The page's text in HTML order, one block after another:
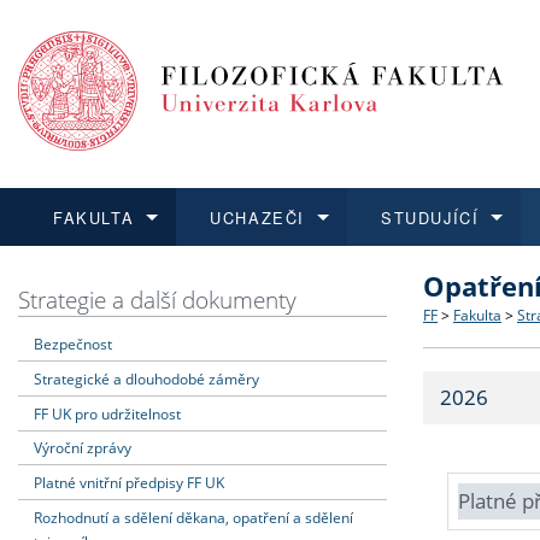
FAKULTA
Dozvědět se více
Struktura
Strategie
Fakultní
UCHAZEČI
Podat přihlášku
Co
Učitelské
STUDUJÍCÍ
Dozvědět se více
Dozvědět se více
O vědě a
Dozvědět se více
Aktuální
Strategie a další dokumenty
Bezpečnost
Strategické a dlouhodobé záměry
FF UK pro udržitelnost
Výroční zprávy
Platné vnitřní předpisy FF UK
Rozhodnutí a sdělení děkana, opatření a sdělení
FF > Fakulta >
2026
Platné